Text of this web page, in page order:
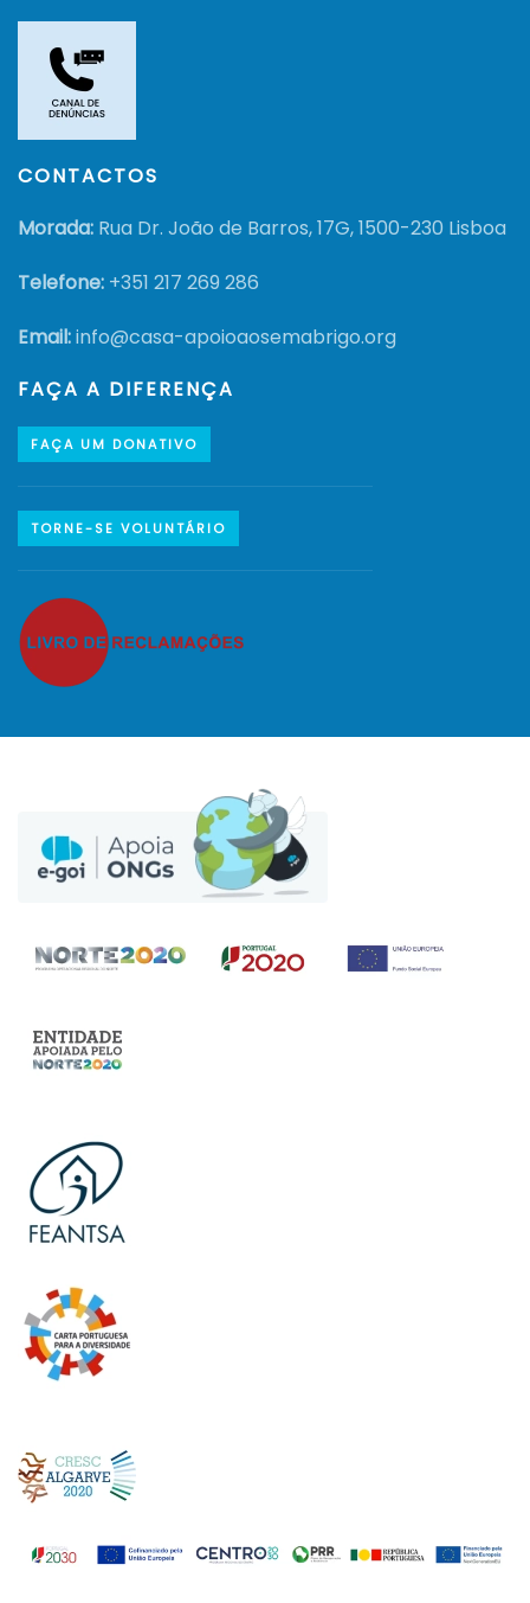
CONTACTOS
Morada: Rua Dr. João de Barros, 17G, 1500-230 Lisboa
Telefone: +351 217 269 286
Email:info@casa-apoioaosemabrigo.org
FAÇA A DIFERENÇA
FAÇA UM DONATIVO
TORNE-SE VOLUNTÁRIO